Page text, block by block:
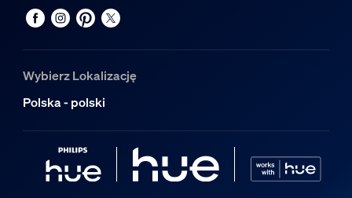
Wybierz Lokalizację
Polska - polski